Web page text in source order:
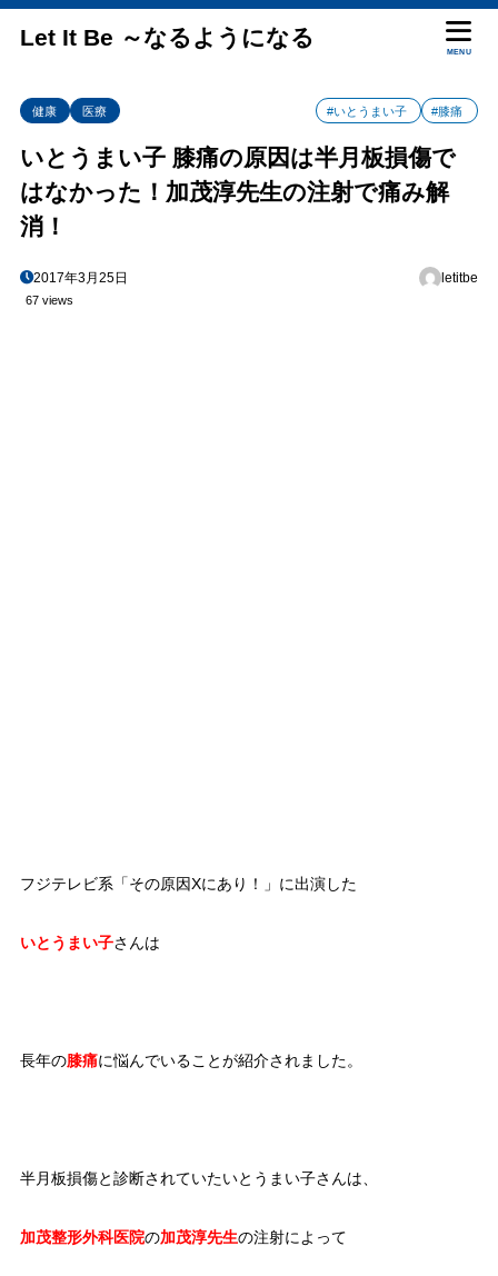
Let It Be ～なるようになる
MENU
健康 医療 #いとうまい子 #膝痛
いとうまい子 膝痛の原因は半月板損傷で
はなかった！加茂淳先生の注射で痛み解
消！
2017年3月25日 letitbe
67 views
フジテレビ系「その原因Xにあり！」に出演した
いとうまい子さんは
長年の膝痛に悩んでいることが紹介されました。
半月板損傷と診断されていたいとうまい子さんは、
加茂整形外科医院の加茂淳先生の注射によって